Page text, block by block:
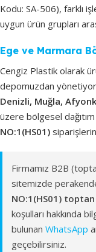
Kodu: SA-506), farklı
uygun ürün grupları
Ege ve Marmara
Cengiz Plastik olarak
depomuzdan
Denizli, Muğla,
üzere bölgesel
NO:1(HS01)
Firmamız B2B
sitemizde
NO:1(HS01)
koşulları hakkında
bulunan WhatsApp
geçebilirsiniz.